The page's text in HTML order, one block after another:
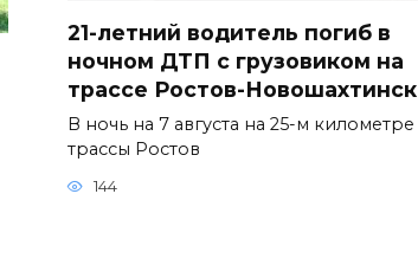
21-летний водитель погиб в
ночном ДТП с грузовиком на
трассе Ростов-Новошахтинск
В ночь на 7 августа на 25-м километре
трассы Ростов
144